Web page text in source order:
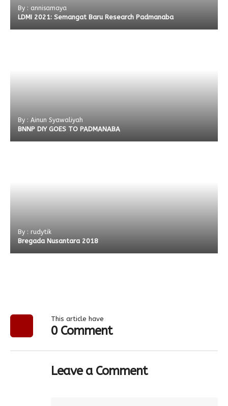
By : annisamaya
LDMI 2021: Semangat Baru Research Padmanaba
By : Ainun Syawaliyah
BNNP DIY GOES TO PADMANABA
By : rudytik
Bregada Nusantara 2018
This article have
0 Comment
Leave a Comment